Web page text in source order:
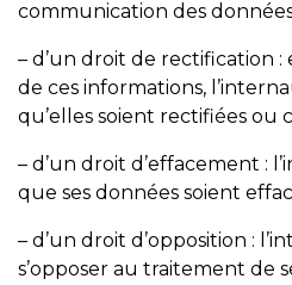
communication des
– d’un droit de rectification :
de ces informations,
qu’elles soient rectifiées ou
– d’un droit d’effacement :
que ses données soient
– d’un droit d’opposition :
s’opposer au traitement de